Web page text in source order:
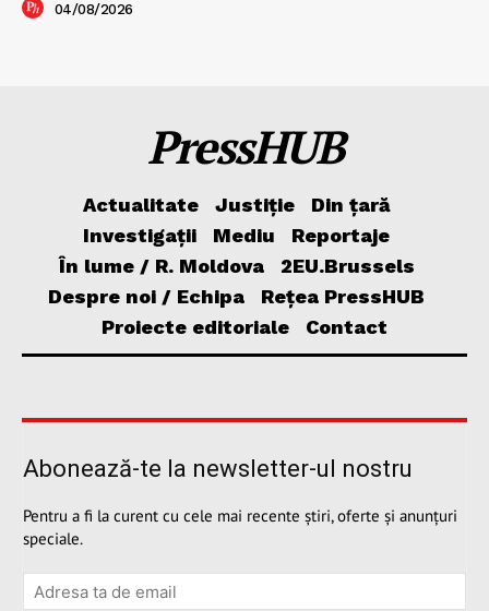
04/08/2026
PressHUB
Actualitate Justiție
Din țară
Investigații
Mediu
Reportaje
În lume / R. Moldova
2EU.Brussels
Despre noi / Echipa
Rețea PressHUB
Proiecte editoriale
Contact
Abonează-te la newsletter-ul nostru
Pentru a fi la curent cu cele mai recente știri, oferte și anunțuri
speciale.